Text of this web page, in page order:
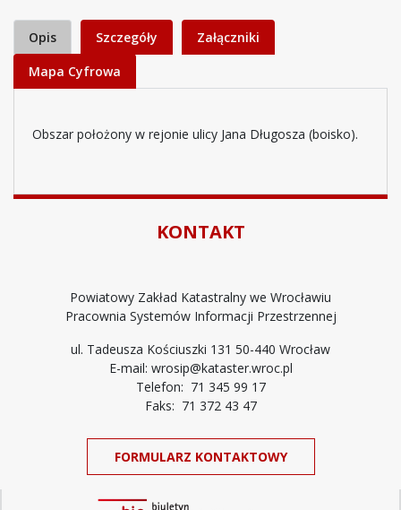
Opis Szczegóły
Załączniki
Mapa Cyfrowa
Obszar położony w rejonie ulicy Jana Długosza (boisko).
KONTAKT
Powiatowy Zakład Katastralny we Wrocławiu
Pracownia Systemów Informacji Przestrzennej
ul. Tadeusza Kościuszki 131 50-440 Wrocław
E-mail: wrosip@kataster.wroc.pl
Telefon: 71 345 99 17
Faks: 71 372 43 47
FORMULARZ KONTAKTOWY